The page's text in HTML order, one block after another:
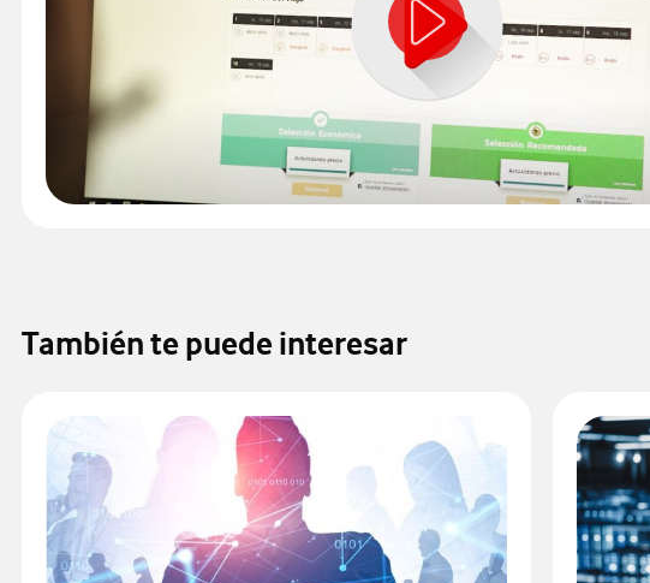
También te puede interesar